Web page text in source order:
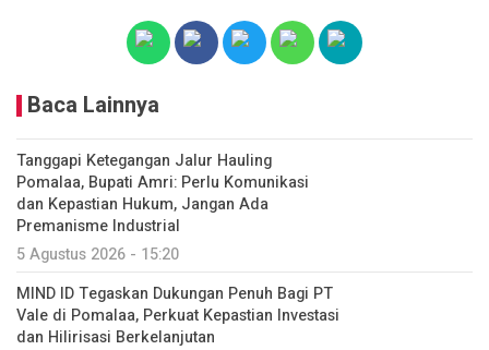
Baca Lainnya
Tanggapi Ketegangan Jalur Hauling
Pomalaa, Bupati Amri: Perlu Komunikasi
dan Kepastian Hukum, Jangan Ada
Premanisme Industrial
5 Agustus 2026 - 15:20
MIND ID Tegaskan Dukungan Penuh Bagi PT
Vale di Pomalaa, Perkuat Kepastian Investasi
dan Hilirisasi Berkelanjutan